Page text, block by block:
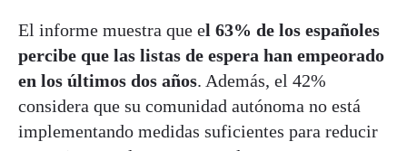
El informe muestra que el 63% de los españoles
percibe que las listas de espera han empeorado
en los últimos dos años. Además, el 42%
considera que su comunidad autónoma no está
implementando medidas suficientes para reducir